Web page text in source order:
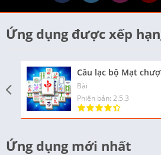
Ứng dụng được xếp
Câu lạc bộ Mạt
Bài
Phiên bản: 2.5.3
Ứng dụng mới nhất